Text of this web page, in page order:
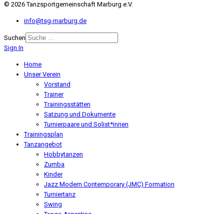
© 2026 Tanzsportgemeinschaft Marburg e.V.
info@tsg-marburg.de
Suchen
Sign In
Home
Unser Verein
Vorstand
Trainer
Trainingsstätten
Satzung und Dokumente
Turnierpaare und Solist*innen
Trainingsplan
Tanzangebot
Hobbytanzen
Zumba
Kinder
Jazz Modern Contemporary (JMC) Formation
Turniertanz
Swing